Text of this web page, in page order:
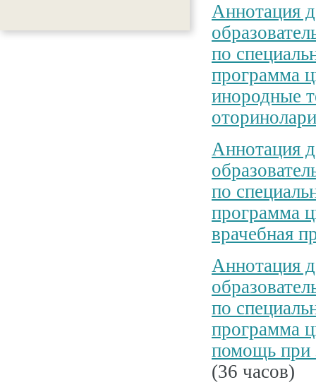
Аннотация
по
программа
инородные
Аннотация
по
программа
врачебная
Аннотация
по
программа
помощь при
(36 часов)